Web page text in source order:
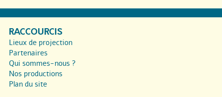
RACCOURCIS
Lieux de projection
Partenaires
Qui sommes-nous ?
Nos productions
Plan du site